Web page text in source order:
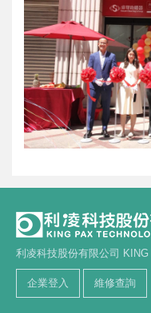
利凌科技股份有限公司
企業登入 維修查詢